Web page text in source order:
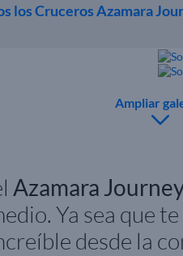
los Cruceros Azamara
Ampliar
Azamara
Ya sea que
desde la